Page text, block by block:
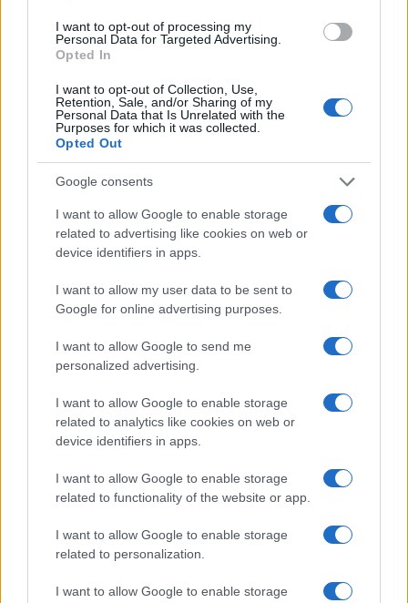
I want to opt-out of processing my
Personal Data for Targeted Advertising.
Opted In
I want to opt-out of Collection, Use,
Retention, Sale, and/or Sharing of my
Personal Data that Is Unrelated with the
Purposes for which it was collected.
Opted Out
Google consents
I want to allow Google to enable storage
related to advertising like cookies on web or
device identifiers in apps.
I want to allow my user data to be sent to
Google for online advertising purposes.
I want to allow Google to send me
personalized advertising.
I want to allow Google to enable storage
related to analytics like cookies on web or
device identifiers in apps.
I want to allow Google to enable storage
related to functionality of the website or app.
I want to allow Google to enable storage
related to personalization.
I want to allow Google to enable storage
“Troisi avrebbe salvato il
nostro amore”. Il retroscena
struggente su Pino Daniele
La moglie Fabiola Sciabbarrasi racconta il ruolo
decisivo dell’attore e il messaggio d’amore
nascosto nell’ultimo concerto del cantautore
5 Agosto 2026, 20:00
1.4k